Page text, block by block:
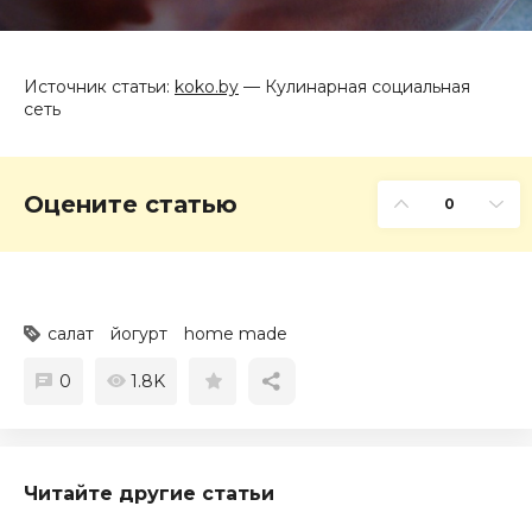
Источник статьи: koko.by — Кулинарная социальная
сеть
Оцените статью 0
салат йогурт home made
0 1.8K
Читайте другие статьи